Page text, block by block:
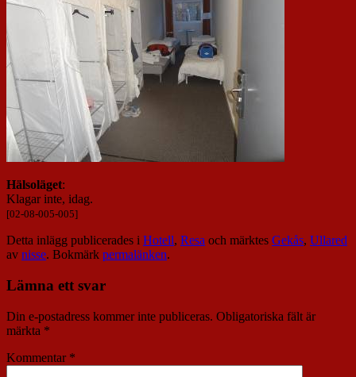
Hälsoläget:
Klagar inte, idag.
[02-08-005-005]
Detta inlägg publicerades i Hotell, Resa och märktes Gekås, Ullared
av nisse. Bokmärk permalänken.
Lämna ett svar
Din e-postadress kommer inte publiceras. Obligatoriska fält är
märkta *
Kommentar *